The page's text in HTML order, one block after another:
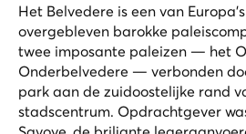
Het Belvedere is een van
overgebleven barokke
twee imposante paleizen — het
Onderbelvedere — verbonden
park aan de zuidoostelijke rand
stadscentrum. Opdrachtgever